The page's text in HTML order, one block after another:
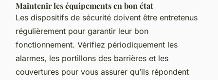
Maintenir les équipements en bon état
Les dispositifs de sécurité doivent être entretenus
régulièrement pour garantir leur bon
fonctionnement. Vérifiez périodiquement les
alarmes, les portillons des barrières et les
couvertures pour vous assurer qu’ils répondent